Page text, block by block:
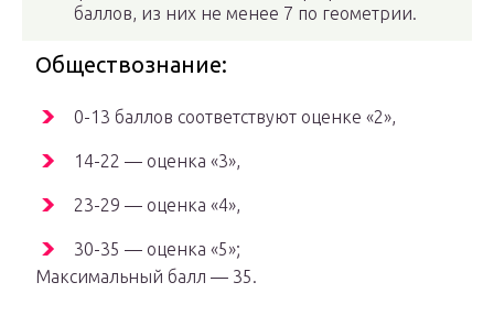
баллов, из них не менее 7 по геометрии.
Обществознание:
0-13 баллов соответствуют оценке «2»,
14-22 — оценка «3»,
23-29 — оценка «4»,
30-35 — оценка «5»;
Максимальный балл — 35.